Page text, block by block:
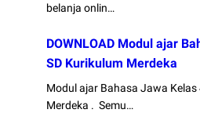
belanja onlin…
DOWNLOAD Modul ajar
SD Kurikulum Merdeka
Modul ajar Bahasa Jawa Kelas
Merdeka . Semu…